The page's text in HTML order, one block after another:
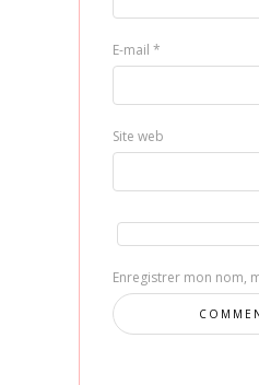
E-mail *
Site web
Enregistrer mon nom,